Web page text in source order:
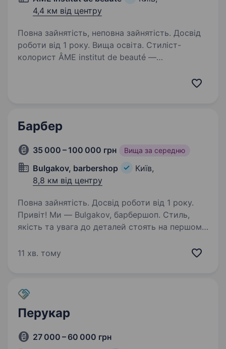
4,4 км від центру
Повна зайнятість, неповна зайнятість. Досвід
роботи від 1 року. Вища освіта. Стиліст-
колорист ÂME institut de beauté —
«Новопечерські Липки» (Київ). Ми створили
Барбер
35 000 – 100 000 грн Вища за середню
Bulgakov, barbershop
Київ,
8,8 км від центру
Повна зайнятість. Досвід роботи від 1 року.
Привіт! Ми — Bulgakov, барбершоп. Стиль,
якість та увага до деталей стоять на першому
атмосфері, творити і розвиватися у професії
11 хв. тому
Перукар
27 000 – 60 000 грн